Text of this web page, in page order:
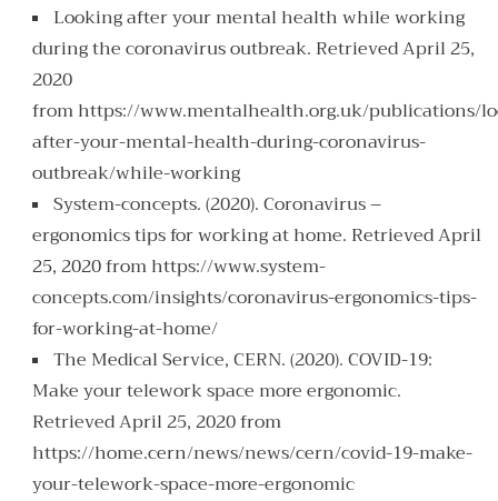
Looking after your mental health while working
during the coronavirus outbreak. Retrieved April 25,
2020
fromhttps://www.mentalhealth.org.uk/publications/
after-your-mental-health-during-coronavirus-
outbreak/while-working
System-concepts. (2020). Coronavirus –
ergonomics tips for working at home. Retrieved April
25, 2020 fromhttps://www.system-
concepts.com/insights/coronavirus-ergonomics-tips-
for-working-at-home/
The Medical Service, CERN. (2020). COVID-19:
Make your telework space more ergonomic.
Retrieved April25, 2020 from
https://home.cern/news/news/cern/covid-19-make-
your-telework-space-more-ergonomic